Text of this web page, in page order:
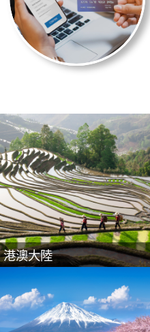
港澳大陸
港澳大陸
東北亞